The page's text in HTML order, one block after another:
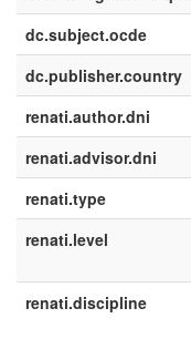
dc.subject.ocde
dc.publisher.country
renati.author.dni
renati.advisor.dni
renati.type
renati.level
renati.discipline